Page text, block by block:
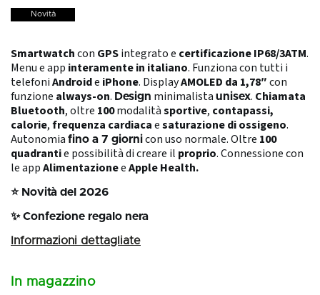
Smartwatchcon GPSintegrato e certificazioneIP68/3ATM.
Menu e app interamente in italiano. Funziona con tutti i
telefoniAndroide iPhone. DisplayAMOLED da 1,78″con
funzione always-on. Design minimalista unisex. Chiamata
Bluetooth, oltre 100modalitàsportive, contapassi,
calorie,frequenza cardiacaesaturazione di ossigeno.
Autonomia fino a 7 giornicon uso normale. Oltre 100
quadrantie possibilità di creare il proprio. Connessione con
le appAlimentazioneeAppleHealth.
⭐ Novità del 2026
✨Confezione regalo nera
Novità
In magazzino